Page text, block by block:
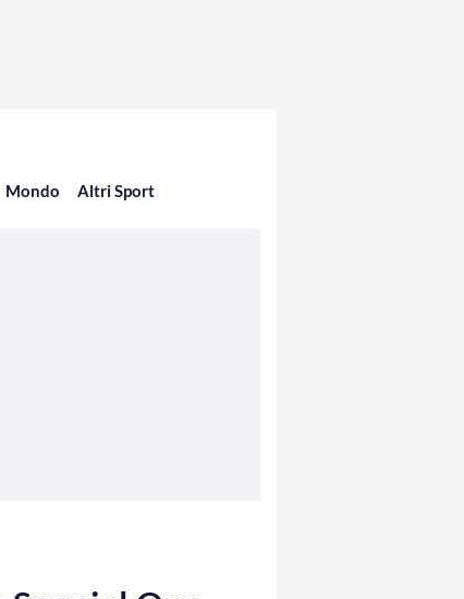
Mondo Altri Sport